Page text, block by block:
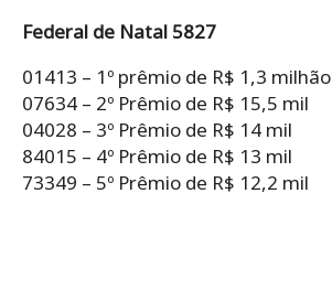
Federal de Natal 5827
01413 – 1º prêmio de R$ 1,3 milhão
07634 – 2º Prêmio de R$ 15,5 mil
04028 – 3º Prêmio de R$ 14 mil
84015 – 4º Prêmio de R$ 13 mil
73349 – 5º Prêmio de R$ 12,2 mil